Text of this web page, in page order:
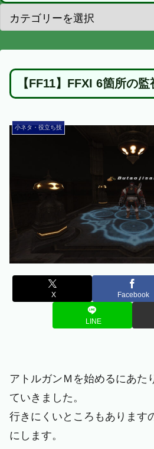
【FF11】FFXI 6箇所の
小ネタ・役立ち技
X Facebook
LINE
アトルガンＭを始めるにあた
ていきました。
行きにくいところもあります
にします。